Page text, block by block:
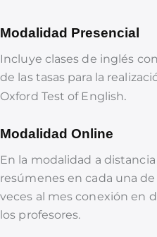
Modalidad Presencial
Incluye clases de inglés
de las tasas para la
Oxford Test of English.
Modalidad Online
En la modalidad a
resúmenes en cada una
veces al mes conexión en
los profesores.